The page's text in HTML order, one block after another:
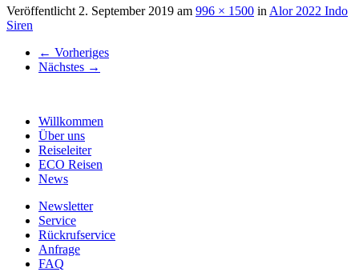
Veröffentlicht 2. September 2019 am 996 × 1500 in Alor 2022 Indo
Siren
← Vorheriges
Nächstes →
Willkommen
Über uns
Reiseleiter
ECO Reisen
News
Newsletter
Service
Rückrufservice
Anfrage
FAQ